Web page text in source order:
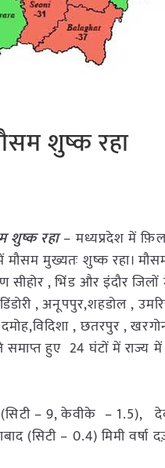
शुष्क रहा
शुष्क रहा– मध्यप्रदेश में
मुख्यतः शुष्क रहा।
सीहोर , भिंड और इंदौर
, अनूपपुर,शहडोल ,
, छतरपुर ,
हुए 24 घंटों में राज्य
– 9, केवीके – 1.5),
– 0.4) मिमी वर्षा